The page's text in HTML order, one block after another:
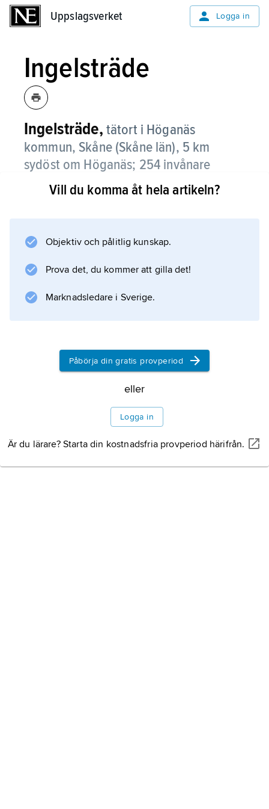
Uppslagsverket Logga in
Ingelsträde
Ingelsträde, tätort i Höganäs
kommun, Skåne (Skåne län), 5 km
sydöst om Höganäs; 254 invånare
(2021).
Helsingborg förekommer.
Information om artikeln
Vill du komma åt hela artikeln?
Objektiv och pålitlig kunskap.
Prova det, du kommer att gilla det!
Marknadsledare i Sverige.
Påbörja din gratis provperiod
eller
Logga in
Är du lärare? Starta din kostnadsfria provperiod härifrån.